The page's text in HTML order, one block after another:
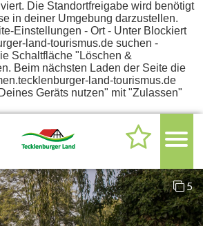
Die Standortfreigabe wird benötigt
in deiner Umgebung darzustellen.
Einstellungen - Ort - Unter Blockiert
land-tourismus.de suchen -
Schaltfläche "Löschen &
Beim nächsten Laden der Seite die
land-tourismus.de
Geräts nutzen" mit "Zulassen"
5